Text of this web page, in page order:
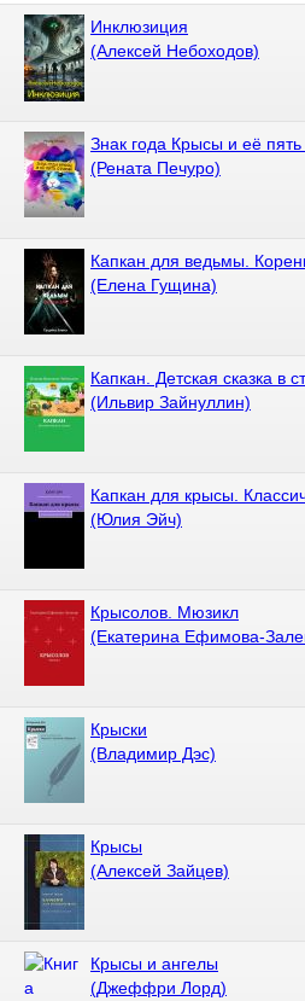
Инклюзиция
(Алексей Небоходов)
Знак года Крысы и её
(Рената Печуро)
Капкан для ведьмы.
(Елена Гущина)
Капкан. Детская сказка в
(Ильвир Зайнуллин)
Капкан для крысы.
(Юлия Эйч)
Крысолов. Мюзикл
(Екатерина Ефимова-
Крыски
(Владимир Дэс)
Крысы
(Алексей Зайцев)
Крысы и ангелы
(Джеффри Лорд)